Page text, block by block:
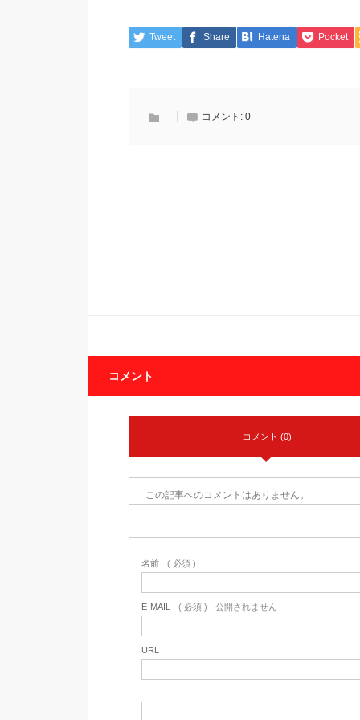
Tweet Share Hatena Pocket
コメント: 0
コメント
コメント (0)
この記事へのコメントはありません。
名前 ( 必須 )
E-MAIL ( 必須 ) - 公開されません -
URL